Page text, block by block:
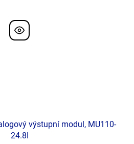
výstupní modul, MU110-
24.8I